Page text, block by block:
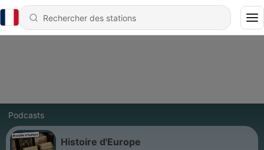
Podcasts
Histoire d'Europe